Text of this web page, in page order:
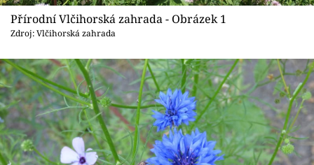
Sledujte nás
Přírodní Vlčihorská zahrada - Obrázek 1
Zdroj: Vlčihorská zahrada